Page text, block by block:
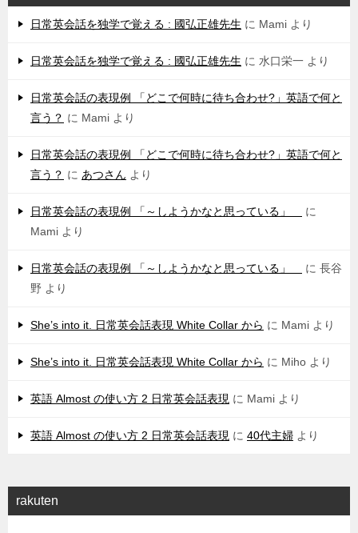
日常英会話を独学で覚える : 國弘正雄先生 に Mami より
日常英会話を独学で覚える : 國弘正雄先生 に 水口栄一 より
日常英会話の表現例 「どこで何時に待ち合わせ?」英語で何と
言う？ に Mami より
日常英会話の表現例 「どこで何時に待ち合わせ?」英語で何と
言う？ に あつさん より
日常英会話の表現例 「～しようかなと思っている」
に
Mami より
日常英会話の表現例 「～しようかなと思っている」 に 長谷
野 より
She’s into it. 日常英会話表現 White Collar から に Mami より
She’s into it. 日常英会話表現 White Collar から に Miho より
英語 Almost の使い方 2 日常英会話表現 に Mami より
英語 Almost の使い方 2 日常英会話表現 に 40代主婦 より
rakuten